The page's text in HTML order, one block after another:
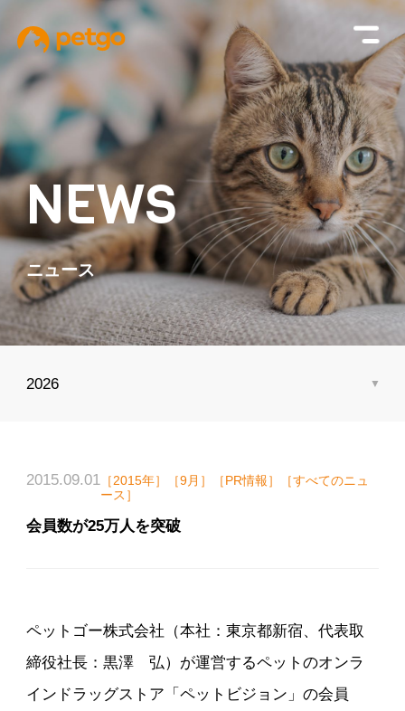
NEWS
ニュース
2015.09.01 ［2015年］［9月］［PR情報］［すべてのニュ
ース］
会員数が25万人を突破
ペットゴー株式会社（本社：東京都新宿、代表取
締役社長：黒澤 弘）が運営するペットのオンラ
インドラッグストア「ペットビジョン」の会員